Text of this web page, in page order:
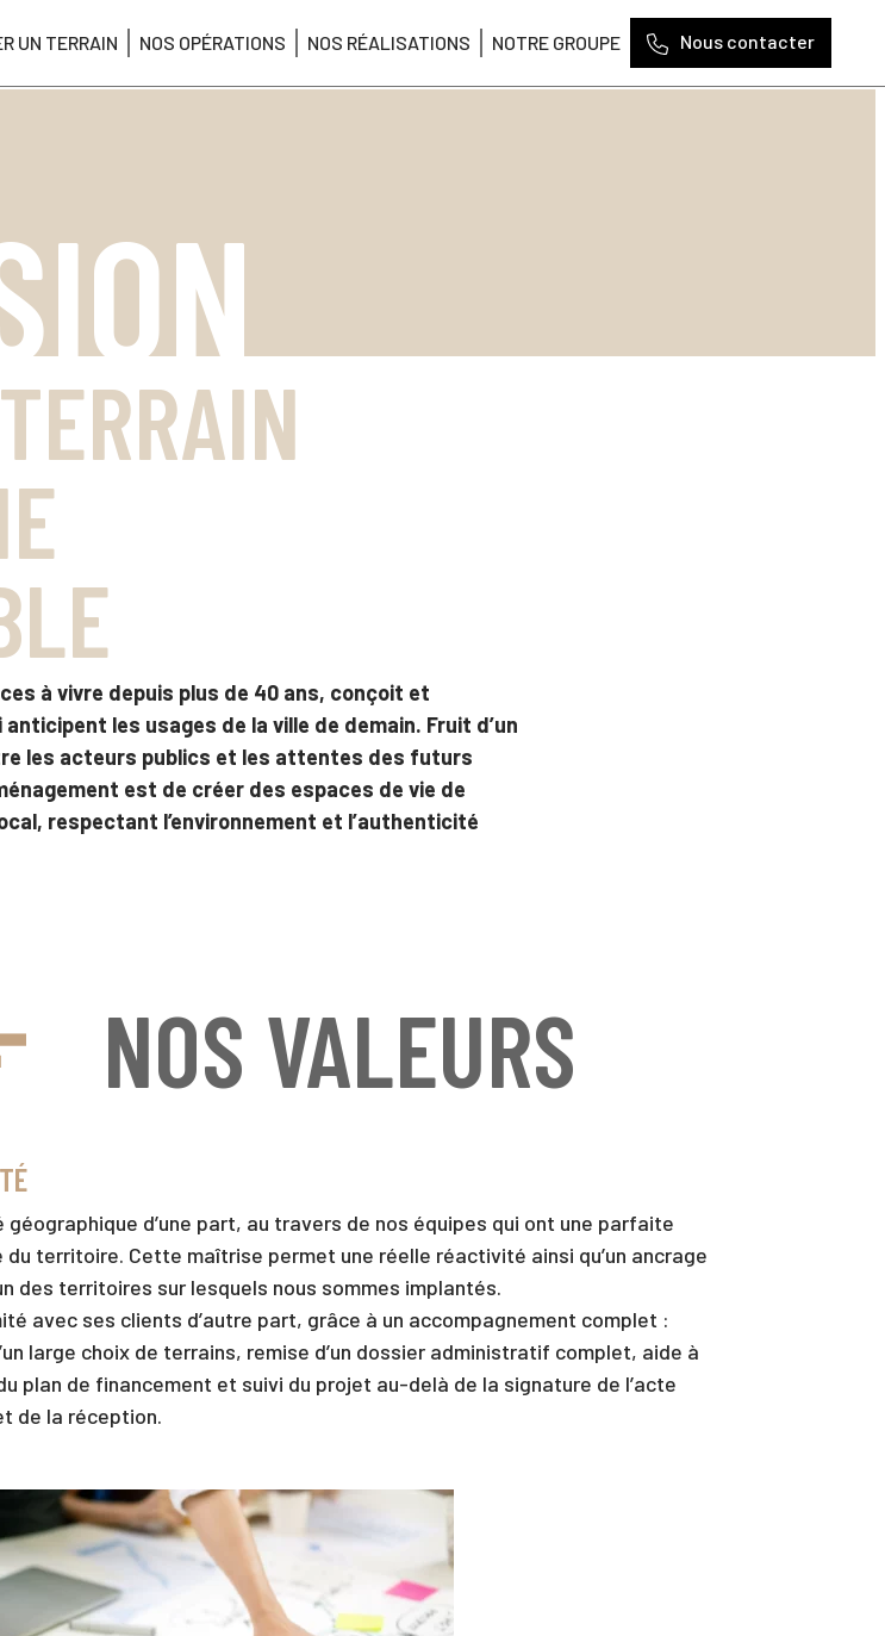
UN TERRAIN NOS OPÉRATIONS NOS RÉALISATIONS NOTRE GROUPE Nous contacter
à vivre depuis plus de 40 ans, conçoit et
les usages de la ville de demain. Fruit d’un
les acteurs publics et les attentes des futurs
est de créer des espaces de vie de
respectant l’environnement et l’authenticité
NOS VALEURS
géographique d’une part, au travers de nos équipes qui ont une parfaite
du territoire. Cette maîtrise permet une réelle réactivité ainsi qu’un ancrage
des territoires sur lesquels nous sommes implantés.
avec ses clients d’autre part, grâce à un accompagnement complet :
large choix de terrains, remise d’un dossier administratif complet, aide à
plan de financement et suivi du projet au-delà de la signature de l’acte
de la réception.